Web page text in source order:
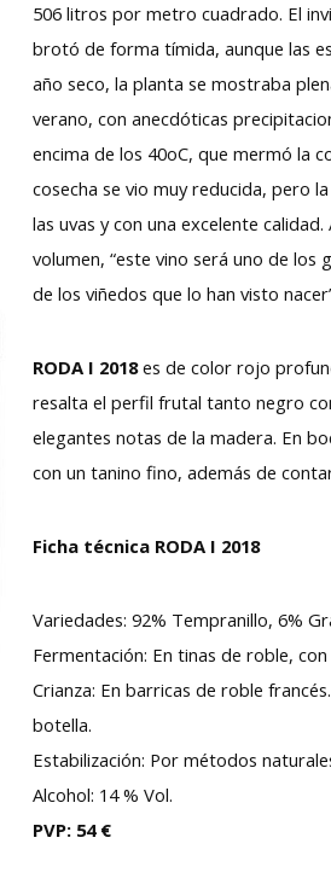
506 litros por metro cuadrado. El
brotó de forma tímida, aunque las
año seco, la planta se mostraba
verano, con anecdóticas
encima de los 40oC, que mermó la
cosecha se vio muy reducida, pero
las uvas y con una excelente
volumen, “este vino será uno de los
de los viñedos que lo han visto
RODA I 2018es de color rojo
resalta el perfil frutal tanto negro
elegantes notas de la madera. En
con un tanino fino, además de
Ficha técnica RODA I 2018
Variedades: 92% Tempranillo, 6%
Fermentación: En tinas de roble,
Crianza: En barricas de roble
botella.
Estabilización: Por métodos
Alcohol: 14 % Vol.
PVP: 54 €